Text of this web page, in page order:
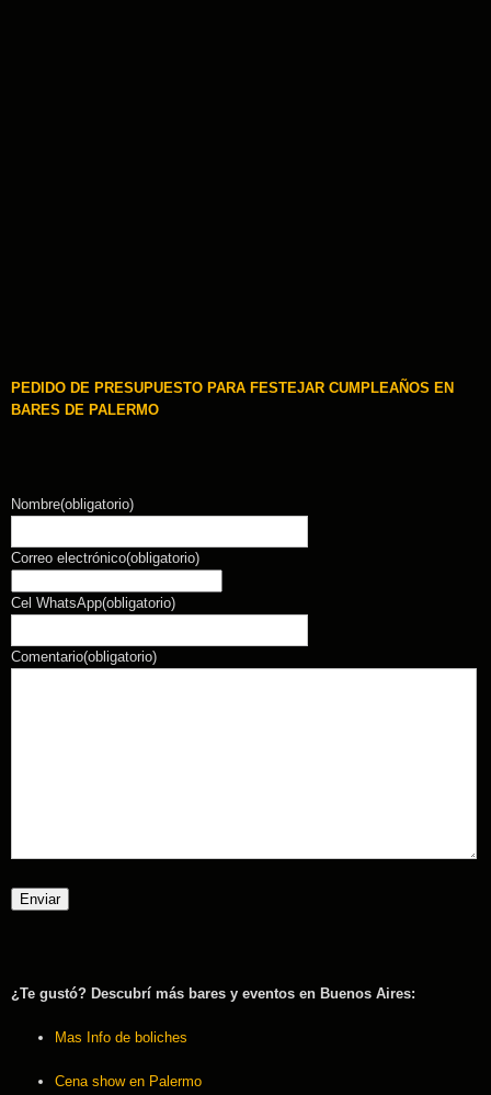
PEDIDO DE PRESUPUESTO PARA FESTEJAR CUMPLEAÑOS EN
BARES DE PALERMO
Nombre(obligatorio)
Correo electrónico(obligatorio)
Cel WhatsApp(obligatorio)
Comentario(obligatorio)
Enviar
¿Te gustó? Descubrí más bares y eventos en Buenos Aires:
Mas Info de boliches
Cena show en Palermo